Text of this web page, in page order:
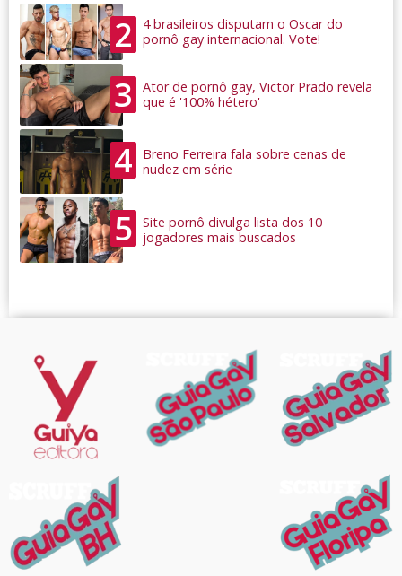
2
4 brasileiros disputam o Oscar do
pornô gay internacional. Vote!
3
Ator de pornô gay, Victor Prado revela
que é '100% hétero'
4
Breno Ferreira fala sobre cenas de
nudez em série
5
Site pornô divulga lista dos 10
jogadores mais buscados